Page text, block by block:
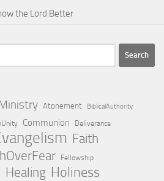
the Lord Better
Atonement BiblicalAuthority
Communion Deliverance
Faith
Fellowship
Healing Holiness